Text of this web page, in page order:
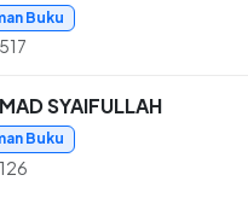
Buku
SYAIFULLAH
Buku